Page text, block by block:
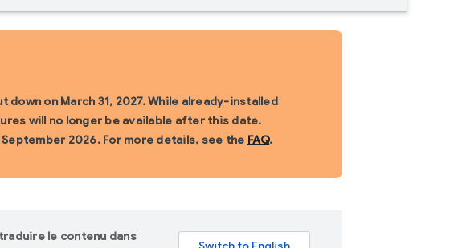
down on March 31, 2027. While already-installed
will no longer be available after this date.
2026. For more details, see the FAQ.
le contenu dans